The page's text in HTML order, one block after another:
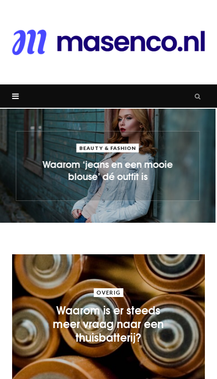
BEAUTY & FASHION
Waarom ‘jeans en een mooie
blouse’ dé outfit is
OVERIG
Waarom is er steeds
meer vraag naar een
thuisbatterij?